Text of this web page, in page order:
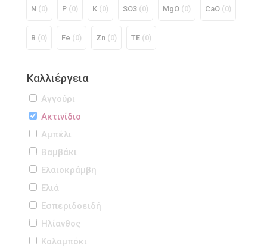
Ν (0) P (0) K (0) SO3 (0) MgO (0) CaO (0)
B (0) Fe (0) Zn (0) TE (0)
Καλλιέργεια
Αγγούρι
Ακτινίδιο
Αμπέλι
Βαμβάκι
Ελαιοκράμβη
Ελιά
Εσπεριδοειδή
Ηλίανθος
Καλαμπόκι